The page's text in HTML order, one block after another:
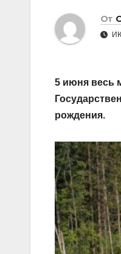
От
5 июня весь
рождения.